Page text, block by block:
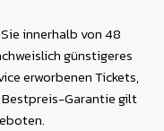
innerhalb von 48
günstigeres
erworbenen Tickets,
Garantie gilt